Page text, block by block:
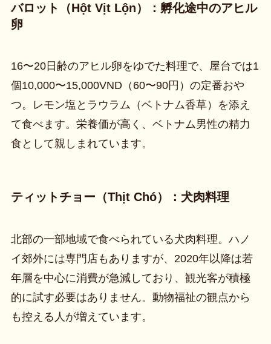
バロット（Hột Vịt Lộn）：孵化途中のアヒル
卵
16〜20日齢のアヒル卵をゆでた料理で、屋台では1
個10,000〜15,000VND（60〜90円）の定番おや
つ。レモン塩とラウラム（ベトナム香草）を添え
て食べます。栄養価が高く、ベトナム男性の精力
食として親しまれています。
ティットチョー（Thịt Chó）：犬肉料理
北部の一部地域で食べられている犬肉料理。ハノ
イ郊外には専門店もありますが、2020年以降は若
年層を中心に消費が急減しており、観光客が積極
的に試す必要はありません。動物福祉の観点から
も控える人が増えています。